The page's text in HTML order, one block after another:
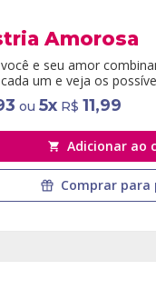
Amorosa
e seu amor
um e veja os
ou 5x R$ 11,99
Adicionar ao
Comprar para